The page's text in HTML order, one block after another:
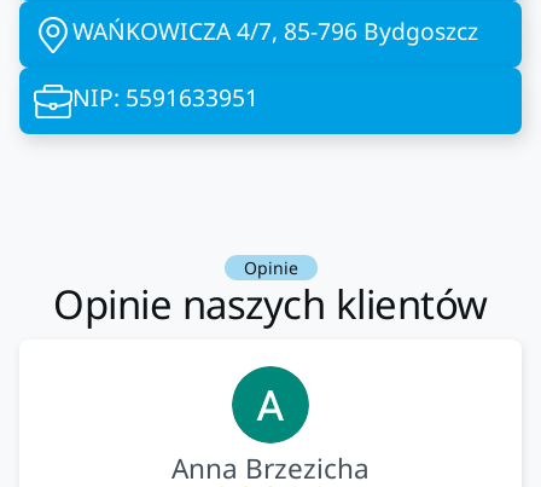
WAŃKOWICZA 4/7, 85-796 Bydgoszcz
NIP: 5591633951
Opinie
Opinie naszych klientów
Anna Brzezicha